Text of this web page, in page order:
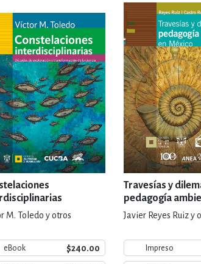
DE OCIO
FINANZAS,
AFICIONES Y OCIO
Y RELIGIÓN
Y DIDÁCTICOS
M. Toledo y otros
eBook $240.00
Travesías y
pedagogía
México
Javier Reyes Ruiz y
Impreso